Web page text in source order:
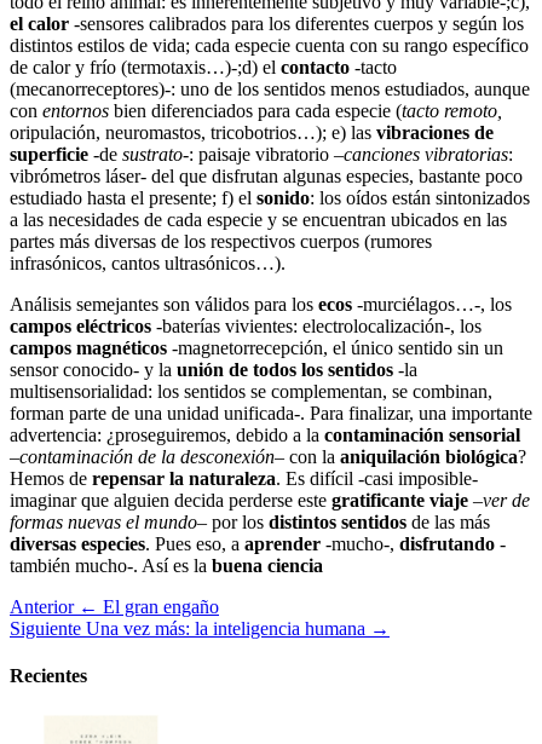
el calor -sensores calibrados para los diferentes cuerpos y según los
distintos estilos de vida; cada especie cuenta con su rango específico
de calor y frío (termotaxis…)-;d) el contacto -tacto
(mecanorreceptores)-: uno de los sentidos menos estudiados, aunque
con entornos bien diferenciados para cada especie (tacto remoto,
oripulación, neuromastos, tricobotrios…); e) las vibraciones de
superficie -de sustrato-: paisaje vibratorio –canciones vibratorias:
vibrómetros láser- del que disfrutan algunas especies, bastante poco
estudiado hasta el presente; f) el sonido: los oídos están sintonizados
a las necesidades de cada especie y se encuentran ubicados en las
partes más diversas de los respectivos cuerpos (rumores
infrasónicos, cantos ultrasónicos…).
Análisis semejantes son válidos para los ecos -murciélagos…-, los
campos eléctricos -baterías vivientes: electrolocalización-, los
campos magnéticos -magnetorrecepción, el único sentido sin un
sensor conocido- y la unión de todos los sentidos -la
multisensorialidad: los sentidos se complementan, se combinan,
forman parte de una unidad unificada-. Para finalizar, una importante
advertencia: ¿proseguiremos, debido a la contaminación sensorial
–contaminación de la desconexión– con la aniquilación biológica?
Hemos de repensar la naturaleza. Es difícil -casi imposible-
imaginar que alguien decida perderse este gratificante viaje –ver de
formas nuevas el mundo– por los distintos sentidos de las más
diversas especies. Pues eso, a aprender -mucho-, disfrutando -
también mucho-. Así es la buena ciencia
Anterior ← El gran engaño
Siguiente Una vez más: la inteligencia humana →
Recientes